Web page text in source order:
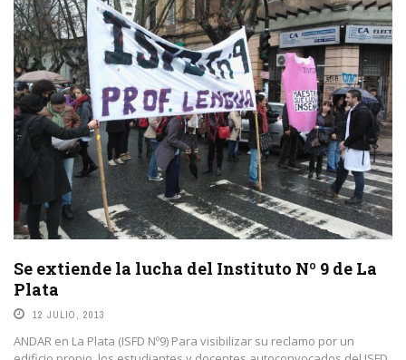
Se extiende la lucha del Instituto Nº 9 de La
Plata
12 JULIO, 2013
ANDAR en La Plata (ISFD Nº9) Para visibilizar su reclamo por un